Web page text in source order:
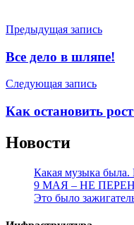
Навигация
по
записям
Предыдущая запись
Все дело в шляпе!
Следующая запись
Как остановить
Новости
Какая музыка была.
9 МАЯ – НЕ
Это было